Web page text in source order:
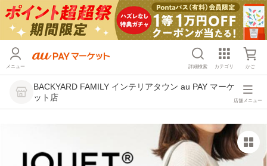
メニュー 詳細検索 カテゴリ かご
BACKYARD FAMILY インテリアタウン au PAY マーケ
ット店
店舗メニュー